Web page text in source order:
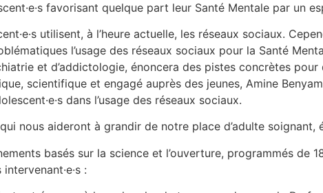
favorisant quelque part leur Santé Mentale par un
utilisent, à l’heure actuelle, les réseaux sociaux.
l’usage des réseaux sociaux pour la Santé
et d’addictologie, énoncera des pistes concrètes
scientifique et engagé auprès des jeunes, Amine
dans l’usage des réseaux sociaux.
nous aideront à grandir de notre place d’adulte soignant,
basés sur la science et l’ouverture, programmés de
: